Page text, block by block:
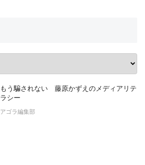
もう騙されない 藤原かずえのメディアリテ
ラシー
アゴラ編集部